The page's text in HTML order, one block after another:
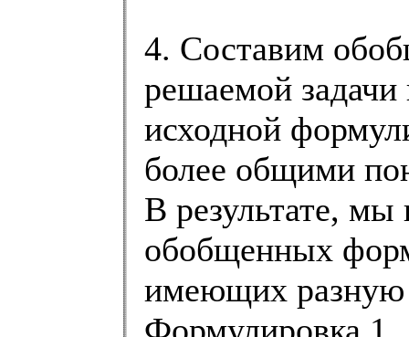
4. Составим
решаемой
исходной
более общими
В результате, мы
обобщенных
имеющих разную